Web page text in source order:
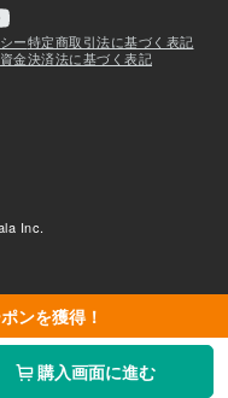
ンを獲得！
購入画面に進む